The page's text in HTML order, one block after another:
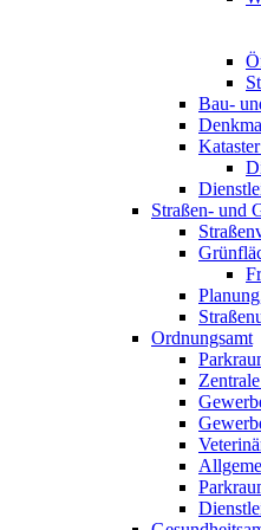
Bau-
Straßen- und
Ordnungsamt